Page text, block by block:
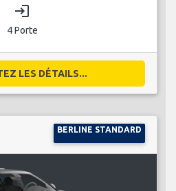
login
4 Porte
LES DÉTAILS...
BERLINE STANDARD